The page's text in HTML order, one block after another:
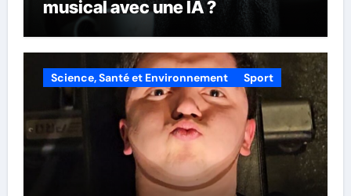
musical avec une IA ?
Science, Santé et Environnement Sport